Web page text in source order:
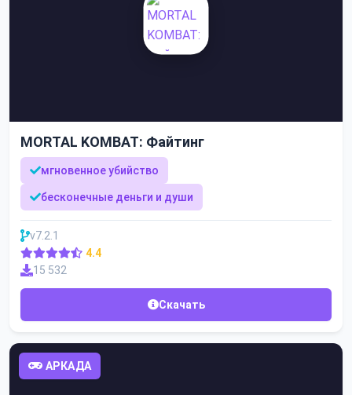
MORTAL KOMBAT: Файтинг
мгновенное убийство
бесконечные деньги и души
v7.2.1
4.4
15 532
Скачать
АРКАДА